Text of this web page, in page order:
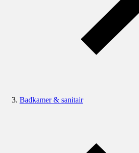
Badkamer & sanitair